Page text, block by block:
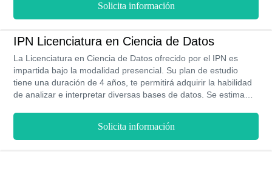
es ofrecido por el IPN en su modalidad presencial en 2 de sus
campus (coyoacán y cuauhtémoc) y en línea aplica una página
digital de estudio.
Solicita información
IPN Licenciatura en Ciencia de Datos
La Licenciatura en Ciencia de Datos ofrecido por el IPN es
impartida bajo la modalidad presencial. Su plan de estudio
tiene una duración de 4 años, te permitirá adquirir la habilidad
de analizar e interpretar diversas bases de datos. Se estima
Ciudad de México, Cuauhtémoc.
Solicita información